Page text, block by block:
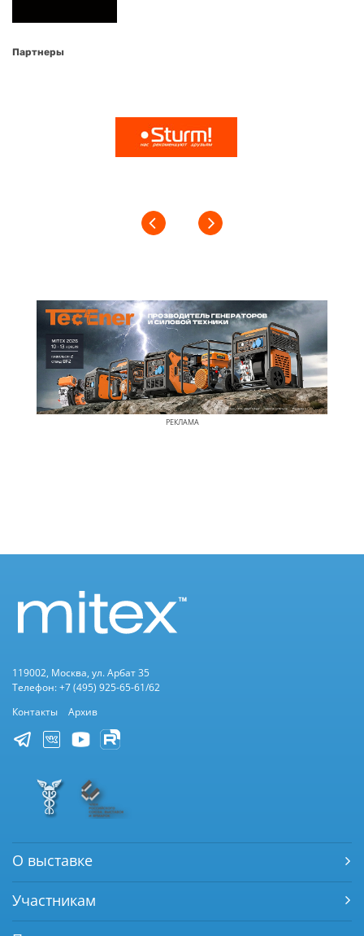
Партнеры
РЕКЛАМА
119002, Москва, ул. Арбат 35
Телефон: +7 (495) 925-65-61/62
Контакты
Архив
О выставке
Участникам